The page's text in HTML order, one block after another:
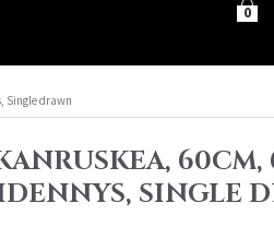
0
Single drawn
60CM,
SINGLE